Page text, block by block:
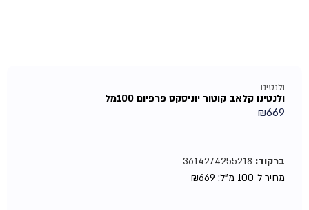
ולנטינו
ולנטינו קלאב קוטור יוניסקס פרפיום 100מל
₪669
ברקוד:3614274255218
מחיר ל-100 מ"ל:
₪669